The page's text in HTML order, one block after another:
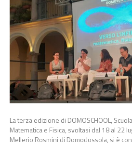
La terza edizione di DOMOSCHOOL,
Matematica e Fisica, svoltasi dal 18 al 22
Mellerio Rosmini di Domodossola, si è